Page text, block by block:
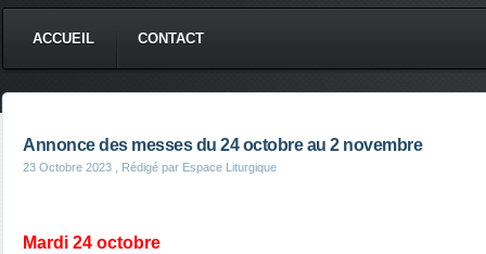
ACCUEIL CONTACT
Annonce des messes du 24 octobre au 2 novembre
23 Octobre 2023 , Rédigé par Espace Liturgique
Mardi 24 octobre